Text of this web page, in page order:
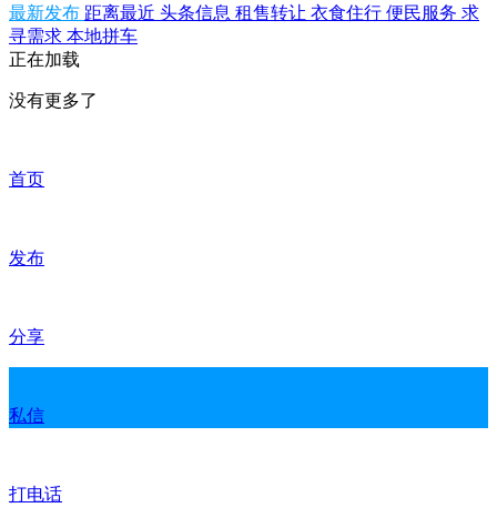
最新发布 距离最近 头条信息 租售转让 衣食住行 便民服务 求
寻需求 本地拼车
正在加载
没有更多了
首页
发布
分享
私信
打电话